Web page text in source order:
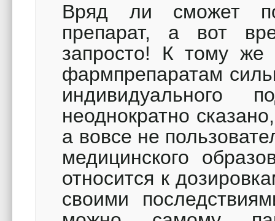
Вряд ли сможет
препарат, а вот
запросто! К тому же
фармпрепаратам
неоднократно
а вовсе не
медицинского
относится к
своими